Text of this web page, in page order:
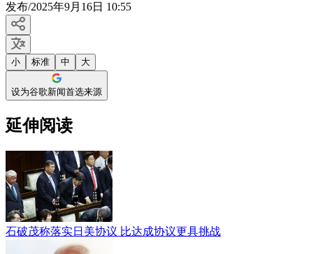
发布/2025年9月16日 10:55
小 标准 中 大
设为谷歌新闻首选来源
延伸阅读
石破茂称落实日美协议 比达成协议更具挑战